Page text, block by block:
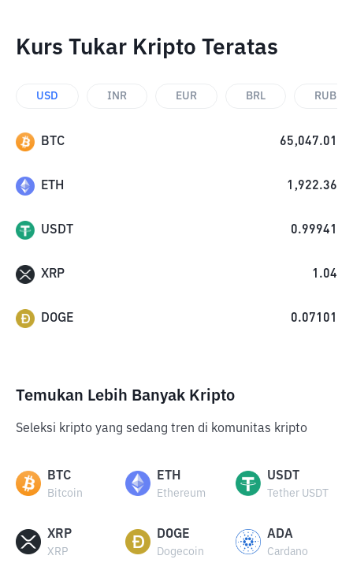
Kurs Tukar Kripto Teratas
USD INR EUR BRL RUB
BTC 65,047.01
ETH 1,922.36
USDT 0.99941
XRP 1.04
DOGE 0.07101
Temukan Lebih Banyak Kripto
Seleksi kripto yang sedang tren di komunitas kripto
BTC
Bitcoin
ETH
Ethereum
USDT
Tether USDT
XRP
XRP
DOGE
Dogecoin
ADA
Cardano